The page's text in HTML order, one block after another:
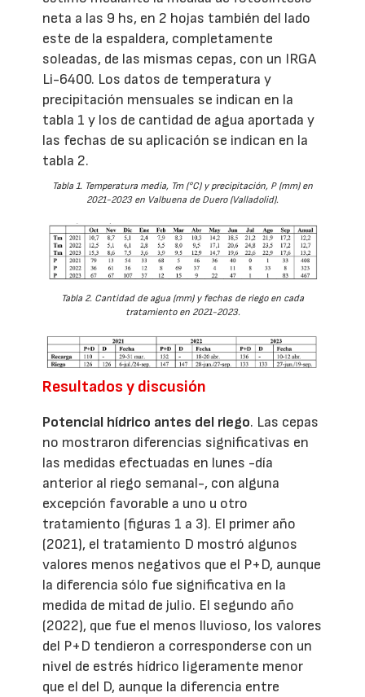
neta a las 9 hs, en 2 hojas también del lado
este de la espaldera, completamente
soleadas, de las mismas cepas, con un IRGA
Li-6400. Los datos de temperatura y
precipitación mensuales se indican en la
tabla 1 y los de cantidad de agua aportada y
las fechas de su aplicación se indican en la
tabla 2.
Tabla 1. Temperatura media, Tm (°C) y precipitación, P (mm) en
2021-2023 en Valbuena de Duero (Valladolid).
Tabla 2. Cantidad de agua (mm) y fechas de riego en cada
tratamiento en 2021-2023.
Resultados y discusión
Potencial hídrico antes del riego. Las cepas
no mostraron diferencias significativas en
las medidas efectuadas en lunes -día
anterior al riego semanal-, con alguna
excepción favorable a uno u otro
tratamiento (figuras 1 a 3). El primer año
(2021), el tratamiento D mostró algunos
valores menos negativos que el P+D, aunque
la diferencia sólo fue significativa en la
medida de mitad de julio. El segundo año
(2022), que fue el menos lluvioso, los valores
del P+D tendieron a corresponderse con un
nivel de estrés hídrico ligeramente menor
que el del D, aunque la diferencia entre